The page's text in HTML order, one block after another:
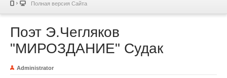
Полная версия Сайта
Поэт Э.Чегляков
"МИРОЗДАНИЕ" Судак
Administrator